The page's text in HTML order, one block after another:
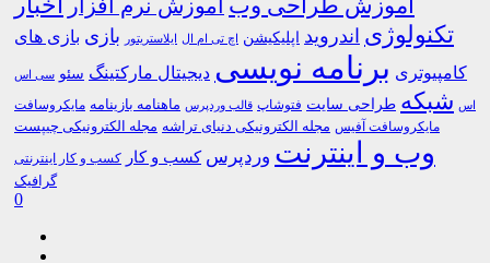
آموزش نرم افزار
تکنولوژی اندروید اپلیکیشن اچ تی ام ال ایلاستریتور بازی بازی های
کامپیوتری برنامه نویسی دیجیتال مارکتینگ سئو سی اس
اس شبکه طراحی سایت فتوشاپ قالب وردپرس ماهنامه بازینامه مایکروسافت
مایکروسافت آفیس مجله الکترونیکی دنیای تراشه مجله الکترونیکی چیپست
وب و اینترنت وردپرس کسب و کار کسب و کار اینترنتی
گرافیک
0